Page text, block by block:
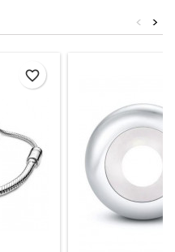
>
<
favorite_border